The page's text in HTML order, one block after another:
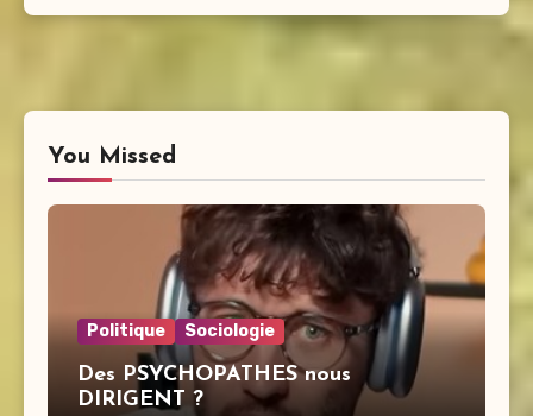
You Missed
Politique Sociologie
Des PSYCHOPATHES nous
DIRIGENT ?